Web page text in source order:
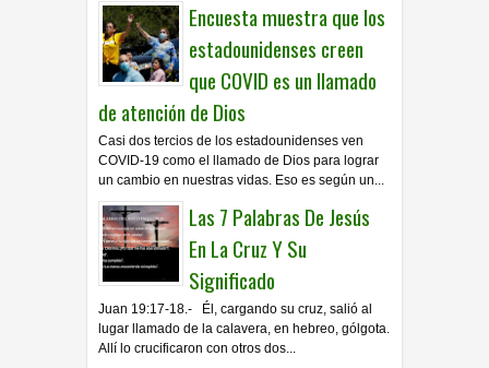
Encuesta muestra que los
estadounidenses creen
que COVID es un llamado
de atención de Dios
Casi dos tercios de los estadounidenses ven
COVID-19 como el llamado de Dios para lograr
un cambio en nuestras vidas. Eso es según un...
Las 7 Palabras De Jesús
En La Cruz Y Su
Significado
Juan 19:17-18.- Él, cargando su cruz, salió al
lugar llamado de la calavera, en hebreo, gólgota.
Allí lo crucificaron con otros dos...